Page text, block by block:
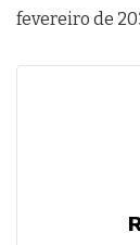
fevereiro de